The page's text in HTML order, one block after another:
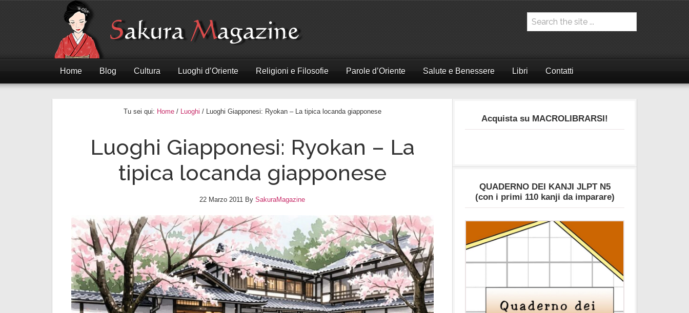
Home Blog Cultura Luoghi d’Oriente Religioni e Filosofie Parole d’Oriente Salute e Benessere Libri Contatti
Tu sei qui: Home/ Luoghi / Luoghi Giapponesi: Ryokan – La tipica locanda giapponese
Luoghi Giapponesi: Ryokan – La
tipica locanda giapponese
22 Marzo 2011 By SakuraMagazine
Acquista su MACROLIBRARSI!
QUADERNO DEI KANJI JLPT N5
(con i primi 110 kanji da imparare)